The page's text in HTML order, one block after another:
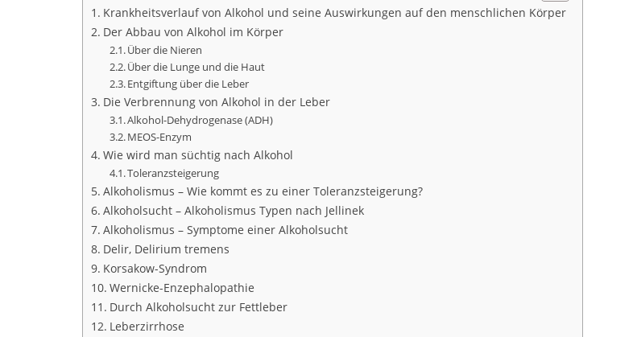
Krankheitsverlauf von Alkohol und seine Auswirkungen auf den menschlichen Körper
Der Abbau von Alkohol im Körper
Über die Nieren
Über die Lunge und die Haut
Entgiftung über die Leber
Die Verbrennung von Alkohol in der Leber
Alkohol-Dehydrogenase (ADH)
MEOS-Enzym
Wie wird man süchtig nach Alkohol
Toleranzsteigerung
Alkoholismus – Wie kommt es zu einer Toleranzsteigerung?
Alkoholsucht – Alkoholismus Typen nach Jellinek
Alkoholismus – Symptome einer Alkoholsucht
Delir, Delirium tremens
Korsakow-Syndrom
Wernicke-Enzephalopathie
Durch Alkoholsucht zur Fettleber
Leberzirrhose